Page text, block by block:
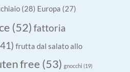
(28) Europa (27)
(52) fattoria
frutta dal salato allo
free (53) gnocchi (19)